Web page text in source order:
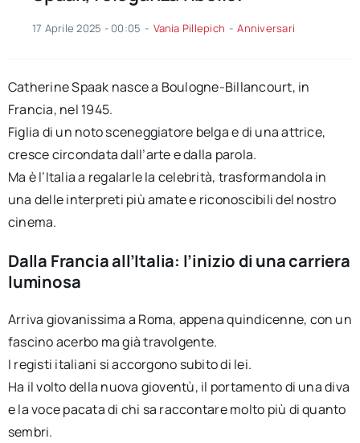
17 Aprile 2025 - 00:05 - Vania Pillepich - Anniversari
Catherine Spaak nasce a Boulogne-Billancourt, in
Francia, nel 1945.
Figlia di un noto sceneggiatore belga e di una attrice,
cresce circondata dall’arte e dalla parola.
Ma è l’Italia a regalarle la celebrità, trasformandola in
una delle interpreti più amate e riconoscibili del nostro
cinema.
Dalla Francia all’Italia: l’inizio di una carriera
luminosa
Arriva giovanissima a Roma, appena quindicenne, con un
fascino acerbo ma già travolgente.
I registi italiani si accorgono subito di lei.
Ha il volto della nuova gioventù, il portamento di una diva
e la voce pacata di chi sa raccontare molto più di quanto
sembri.